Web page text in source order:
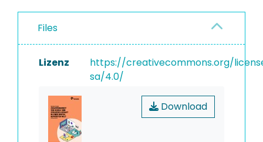
Files
Lizenz
https://creativecommons.org/
sa/4.0/
Download